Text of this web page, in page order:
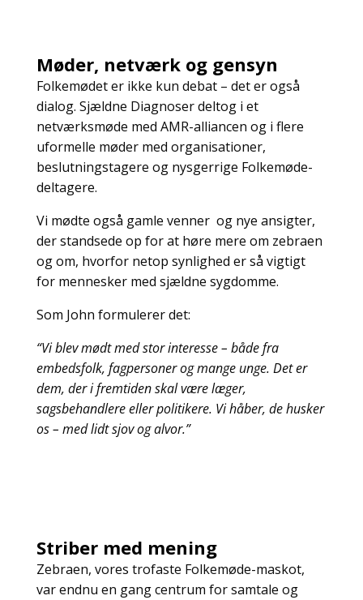
Møder, netværk og gensyn
Folkemødet er ikke kun debat – det er også
dialog. Sjældne Diagnoser deltog i et
netværksmøde med AMR-alliancen og i flere
uformelle møder med organisationer,
beslutningstagere og nysgerrige Folkemøde-
deltagere.
Vi mødte også gamle venner og nye ansigter,
der standsede op for at høre mere om zebraen
og om, hvorfor netop synlighed er så vigtigt
for mennesker med sjældne sygdomme.
Som John formulerer det:
“Vi blev mødt med stor interesse – både fra
embedsfolk, fagpersoner og mange unge. Det er
dem, der i fremtiden skal være læger,
sagsbehandlere eller politikere. Vi håber, de husker
os – med lidt sjov og alvor.”
Striber med mening
Zebraen, vores trofaste Folkemøde-maskot,
var endnu en gang centrum for samtale og